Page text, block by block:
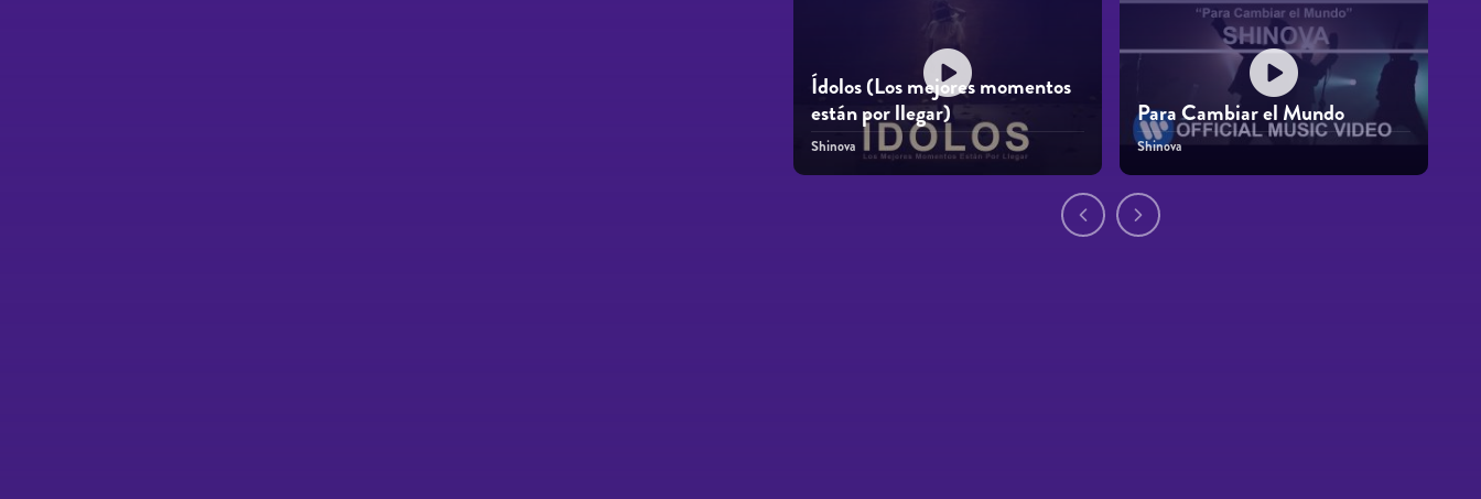
Ídolos (Los mejores momentos
están por llegar)
Shinova
Para Cambiar el Mundo
Shinova